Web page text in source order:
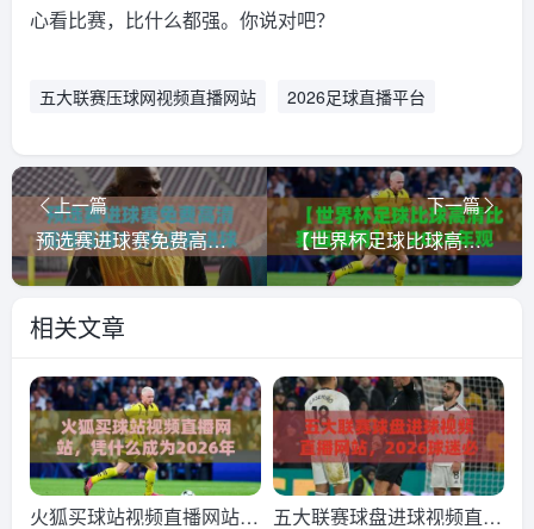
心看比赛，比什么都强。你说对吧？
五大联赛压球网视频直播网站 2026足球直播平台
上一篇
预选赛进球赛免费高清观看直播？(预选赛进球赛) 2026最新攻略来了！
下一篇
【世界杯足球比球高清比赛直播网】：2026年观赛指南，别踩坑！
相关文章
火狐买球站视频直播网站， 五大联赛球盘进球视频直播